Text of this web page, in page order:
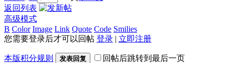
返回列表
高级模式
B Color Image Link Quote Code Smilies
您需要登录后才可以回帖 登录 | 立即注册
本版积分规则 发表回复 回帖后跳转到最后一页